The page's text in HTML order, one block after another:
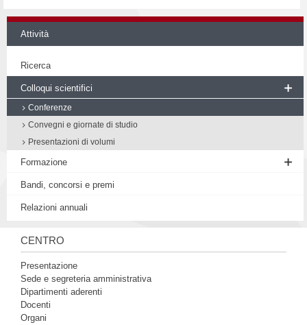
Attività
Ricerca
Colloqui scientifici
Conferenze
Convegni e giornate di studio
Presentazioni di volumi
Formazione
Seminario di Filosofia medievale
Bandi, concorsi e premi
Relazioni annuali
CENTRO
Presentazione
Sede e segreteria amministrativa
Dipartimenti aderenti
Docenti
Organi